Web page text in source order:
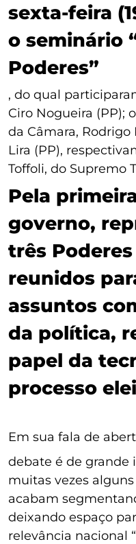
sexta-feira
o seminário
Poderes”
, do qual
Ciro Nogueira (PP);
da Câmara, Rodrigo
Lira (PP),
Toffoli, do Supremo
Pela
governo,
três
reunidos
assuntos
da política,
papel da
processo
Em sua fala de
debate é de grande
muitas vezes
acabam
deixando espaço
relevância nacional